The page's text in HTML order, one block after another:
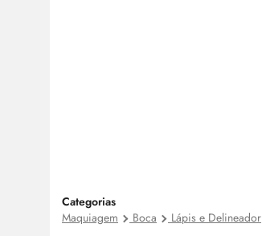
Categorias
Maquiagem
Boca Lápis e Delineador